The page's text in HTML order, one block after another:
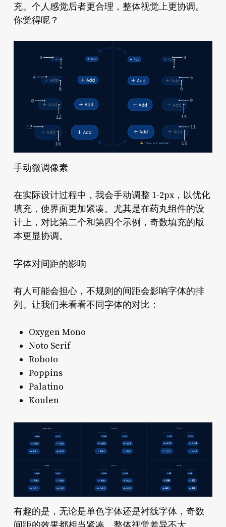
充。个人感觉后者更合理，整体视觉上更协调。
你觉得呢？
手动微调像素
在实际设计过程中，我会手动调整 1-2px，以优化
填充，使界面更加紧凑。尤其是在药丸组件的设
计上，对比第二个和第四个示例，奇数填充的版
本更显协调。
字体对间距的影响
有人可能会担心，不规则的间距会影响字体的排
列。让我们来看看不同字体的对比：
Oxygen Mono
Noto Serif
Roboto
Poppins
Palatino
Koulen
有趣的是，无论是单色字体还是衬线字体，奇数